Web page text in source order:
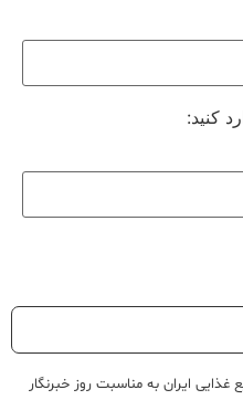
کنید:
ایران به مناسبت روز خبرنگار